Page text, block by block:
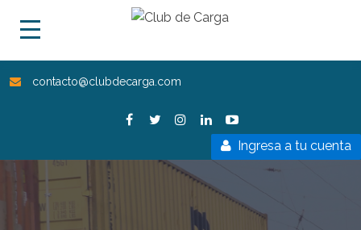
contacto@clubdecarga.com
Ingresa a tu cuenta